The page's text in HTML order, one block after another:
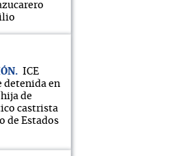
ICE
detenida en
de
castrista
de Estados